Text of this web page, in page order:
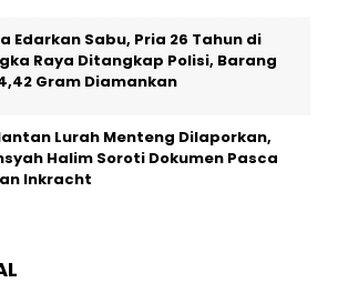
Edarkan Sabu, Pria 26 Tahun di
Raya Ditangkap Polisi, Barang
Gram Diamankan
Lurah Menteng Dilaporkan,
Halim Soroti Dokumen Pasca
Inkracht